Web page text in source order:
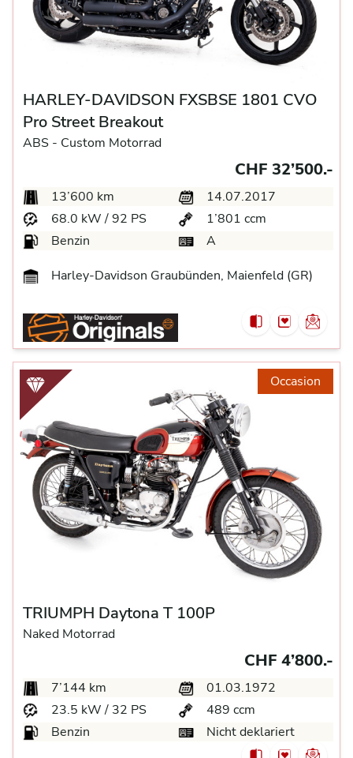
HARLEY-DAVIDSON FXSBSE 1801 CVO
Pro Street Breakout
ABS - Custom Motorrad
CHF 32’500.-
13’600 km
14.07.2017
68.0 kW / 92 PS
1’801 ccm
Benzin
A
Harley-Davidson Graubünden, Maienfeld (GR)
Occasion
TRIUMPH Daytona T 100P
Naked Motorrad
CHF 4’800.-
7’144 km
01.03.1972
23.5 kW / 32 PS
489 ccm
Benzin
Nicht deklariert